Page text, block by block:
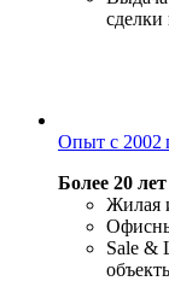
сделки
Опыт с 2002
Более 20
Жилая
Sale &